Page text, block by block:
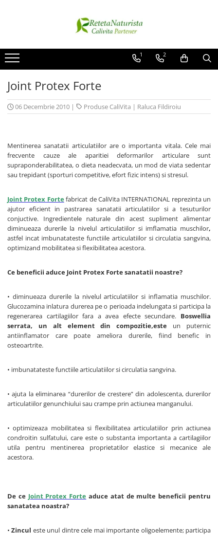
Categorii Populare
Antivirale / Antigripale
Antistress / Stare depresie
Pentru Digestie
Slabit / Obezitate / Celulita
Vitamine / Multivitamine
Contact / Despre Noi
Contact
Despre noi
Livrare
1 2
Joint Protex Forte
06 Decembrie 2010 | Produse CaliVita | Raluca Fildiroiu
Mentinerea sanatatii articulatiilor are o importanta vitala. Cele mai
frecvente cauze ale aparitiei deformarilor articulare sunt
supraponderabilitatea, o dieta neadecvata, un mod de viata sedentar
sau trepidant (sporturi competitive, efort fizic intens) si stresul.
Joint Protex Fortefabricat de CaliVita INTERNATIONAL reprezinta un
ajutor eficient in pastrarea sanatatii articulatiilor si a tesuturilor
conjuctive. Ingredientele naturale din acest supliment alimentar
diminueaza durerile la nivelul articulatiilor si imflamatia muschilor,
astfel incat imbunatateste functiile articulatiilor si circulatia sangvina,
optimizand mobilitatea si flexibilitatea acestora.
Ce beneficii aduce Joint Protex Forte sanatatii noastre?
• diminueaza durerile la nivelul articulatiilor si inflamatia muschilor.
Glucozamina inlatura durerea pe o perioada indelungata si participa la
regenerarea cartilagiilor fara a avea efecte secundare. Boswellia
serrata, un alt element din compozitie,este un puternic
antiinflamator care poate ameliora durerile, fiind benefic in
osteoartrite.
• imbunatateste functiile articulatiilor si circulatia sangvina.
• ajuta la eliminarea “durerilor de crestere” din adolescenta, durerilor
articulatiilor genunchiului sau crampe prin actiunea manganului.
• optimizeaza mobilitatea si flexibilitatea articulatiilor prin actiunea
condroitin sulfatului, care este o substanta importanta a cartilagiilor
utila pentru mentinerea proprietatilor elastice si mecanice ale
acestora.
De ce Joint Protex Forte aduce atat de multe beneficii pentru
sanatatea noastra?
•Zincul este unul dintre cele mai importante oligoelemente; participa